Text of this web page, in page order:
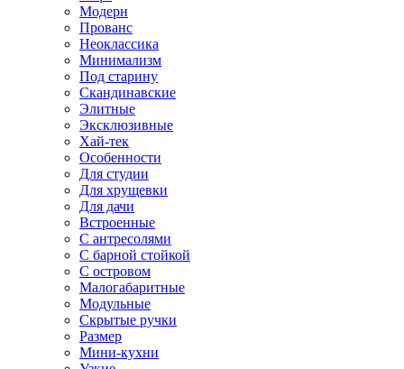
Модерн
Прованс
Неоклассика
Минимализм
Под старину
Скандинавские
Элитные
Эксклюзивные
Хай-тек
Особенности
Для студии
Для хрущевки
Для дачи
Встроенные
С антресолями
С барной стойкой
С островом
Малогабаритные
Модульные
Скрытые ручки
Размер
Мини-кухни